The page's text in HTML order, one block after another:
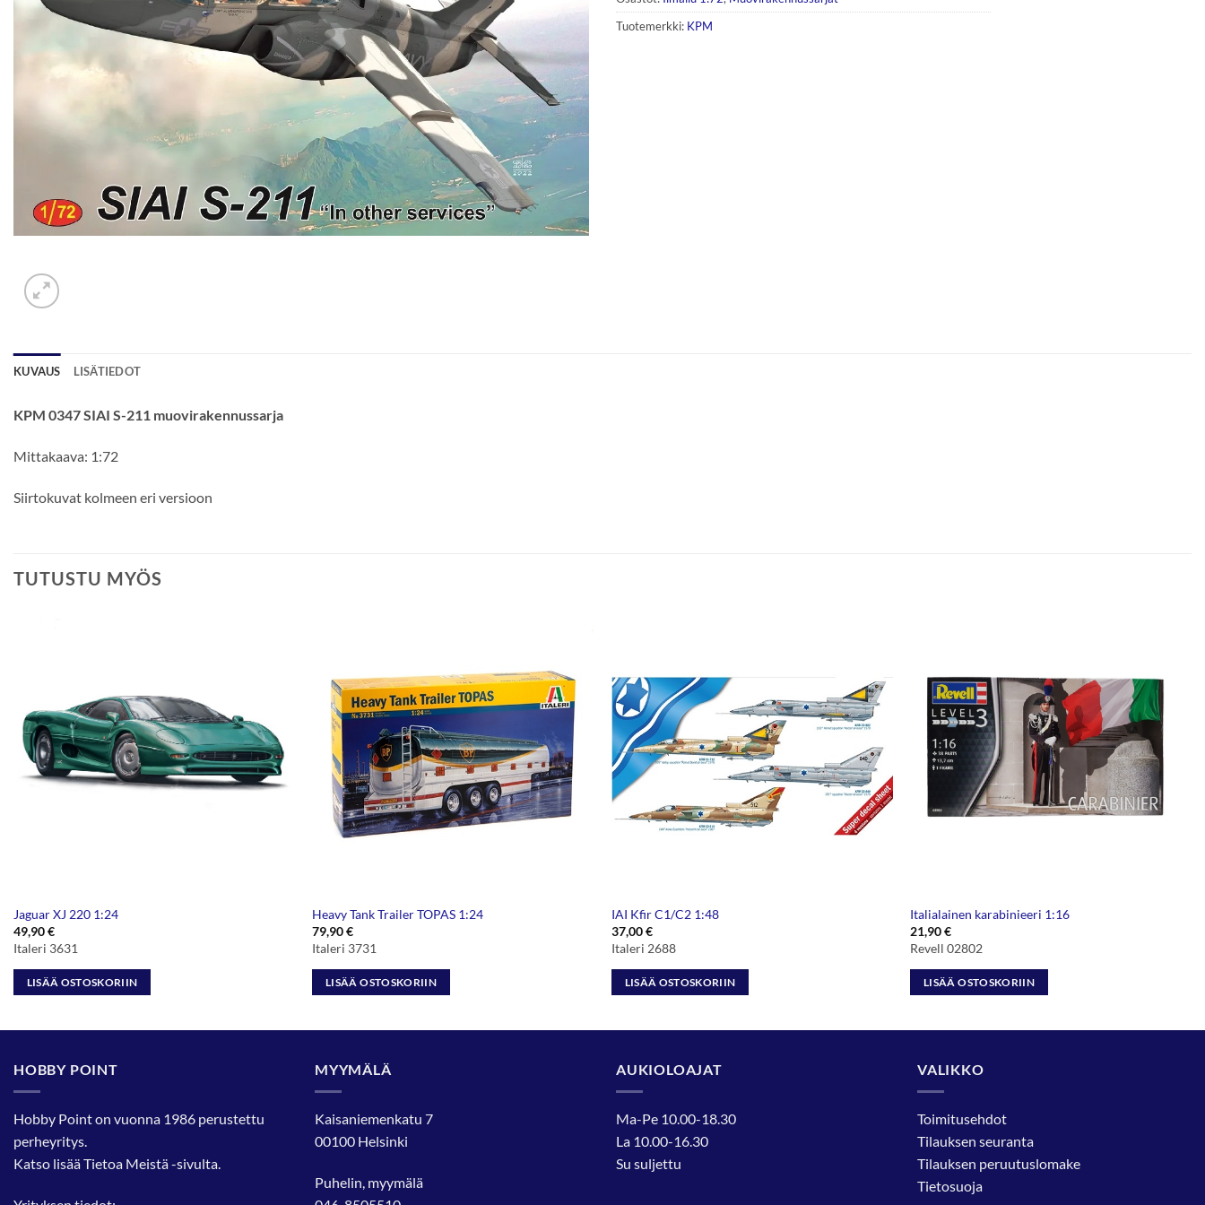
Tuotemerkki: KPM
KUVAUS LISÄTIEDOT
KPM 0347 SIAI S-211 muovirakennussarja
Mittakaava: 1:72
Siirtokuvat kolmeen eri versioon
TUTUSTU MYÖS
Jaguar XJ 220 1:24
49,90€
Italeri 3631
LISÄÄ OSTOSKORIIN
Heavy Tank Trailer TOPAS 1:24
79,90€
Italeri 3731
LISÄÄ OSTOSKORIIN
IAI Kfir C1/C2 1:48
37,00€
Italeri 2688
LISÄÄ OSTOSKORIIN
Italialainen karabinieeri 1:16
21,90€
Revell 02802
LISÄÄ OSTOSKORIIN
HOBBY POINT
Hobby Point on vuonna 1986 perustettu
perheyritys.
Katso lisääTietoa Meistä-sivulta.
MYYMÄLÄ
Kaisaniemenkatu 7
00100 Helsinki
Puhelin, myymälä
AUKIOLOAJAT
Ma-Pe 10.00-18.30
La 10.00-16.30
Su suljettu
VALIKKO
Toimitusehdot
Tilauksen seuranta
Tilauksen peruutuslomake
Tietosuoja